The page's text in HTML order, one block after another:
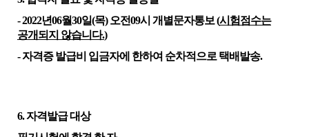
- 2022년06월30일(목)오전09시 개별문자통보(시험점수는
공개되지 않습니다.)
-자격증 발급비 입금자에 한하여 순차적으로 택배발송.
6.자격발급 대상